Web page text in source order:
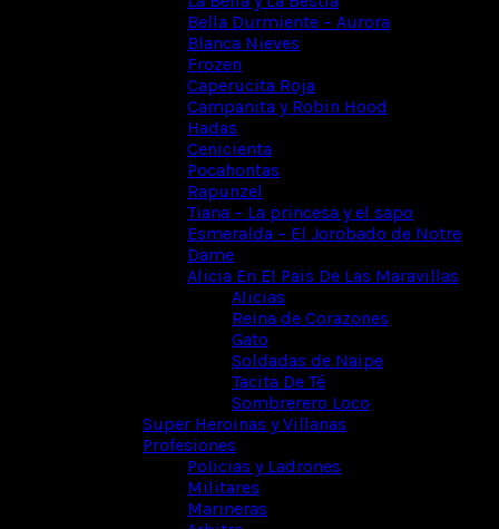
Bella Durmiente – Aurora
Blanca Nieves
Frozen
Caperucita Roja
Campanita y Robin Hood
Hadas
Cenicienta
Pocahontas
Rapunzel
Tiana – La princesa y el sapo
Esmeralda – El Jorobado de Notre
Dame
Alicia En El Pais De Las Maravillas
Alicias
Reina de Corazones
Gato
Soldadas de Naipe
Tacita De Té
Sombrerero Loco
Super Heroinas y Villanas
Profesiones
Policias y Ladrones
Militares
Marineras